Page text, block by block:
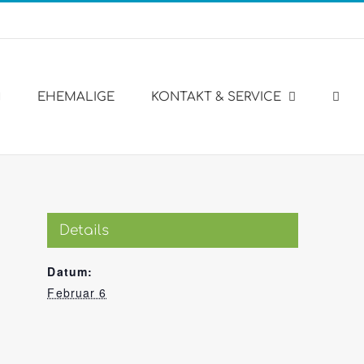
EHEMALIGE KONTAKT & SERVICE
Details
Datum:
Februar 6